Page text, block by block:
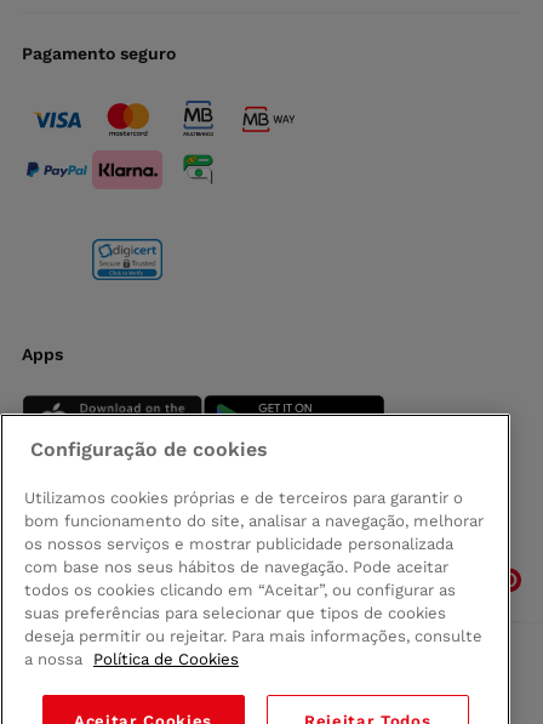
Pagamento seguro
Apps
Siga-nos
Comprar na Madeira
Política de privacidad
Configuração de cookies
Utilizamos cookies próprias e de terceiros para garantir o
bom funcionamento do site, analisar a navegação, melhorar
os nossos serviços e mostrar publicidade personalizada
com base nos seus hábitos de navegação. Pode aceitar
todos os cookies clicando em “Aceitar”, ou configurar as
suas preferências para selecionar que tipos de cookies
deseja permitir ou rejeitar. Para mais informações, consulte
a nossa
Política de Cookies